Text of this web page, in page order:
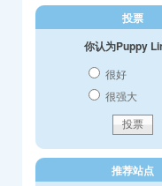
投票
你认为Puppy
很好
很强大
推荐站点